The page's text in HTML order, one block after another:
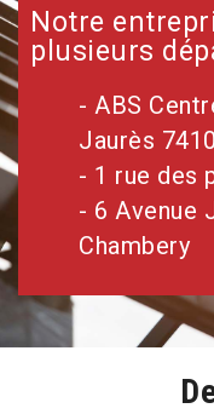
Notre
plusieurs
- ABS
Jaurès
- 1 rue des
- 6 Avenue
Chambery